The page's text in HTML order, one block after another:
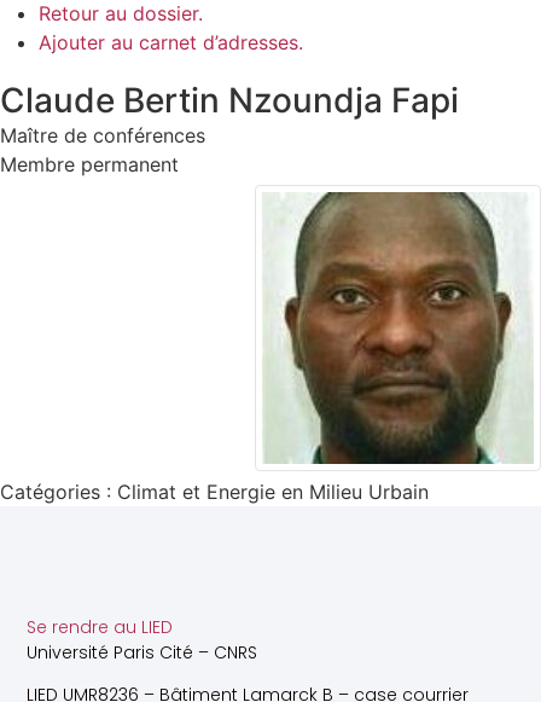
Retour au dossier.
Ajouter au carnet d’adresses.
Claude Bertin Nzoundja Fapi
Maître de conférences
Membre permanent
Catégories : Climat et Energie en Milieu Urbain
Se rendre au LIED
Université Paris Cité – CNRS
LIED UMR8236 – Bâtiment Lamarck B – case courrier